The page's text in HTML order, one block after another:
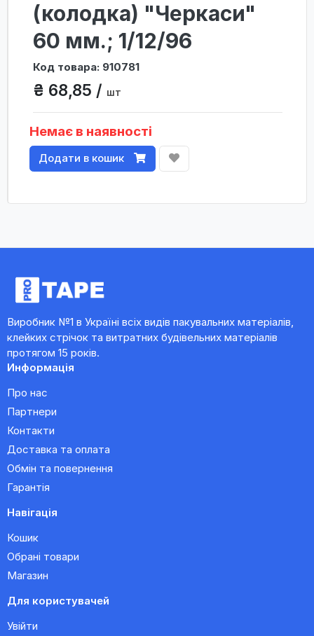
(колодка) "Черкаси"
60 мм.; 1/12/96
Код товара: 910781
₴ 68,85 / шт
Немає в наявності
Додати в кошик
Виробник №1 в Україні всіх видів пакувальних матеріалів,
клейких стрічок та витратних будівельних матеріалів
протягом 15 років.
Информація
Про нас
Партнери
Контакти
Доставка та оплата
Обмін та повернення
Гарантія
Навігація
Кошик
Обрані товари
Магазин
Для користувачей
Увійти